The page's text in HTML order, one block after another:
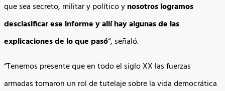
que sea secreto, militar y político ynosotros logramos
desclasificar ese informe y allí hay algunas de las
explicaciones de lo que pasó“, señaló.
“Tenemos presente que en todo el siglo XX las fuerzas
armadas tomaron un rol de tutelaje sobre la vida democrática